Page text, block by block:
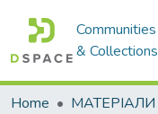
Communities
& Collections
Home